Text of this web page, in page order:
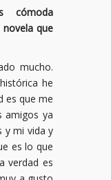
cómoda
que
mucho.
he
es que me
amigos ya
y mi vida y
es lo que
verdad es